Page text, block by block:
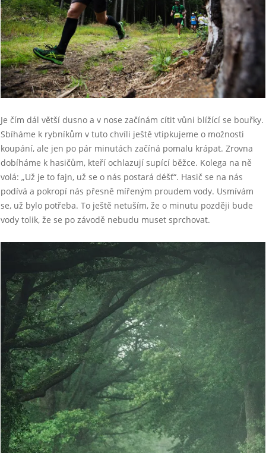
Je čím dál větší dusno a v nose začínám cítit vůni blížící se bouřky.
Sbíháme k rybníkům v tuto chvíli ještě vtipkujeme o možnosti
koupání, ale jen po pár minutách začíná pomalu krápat. Zrovna
dobíháme k hasičům, kteří ochlazují supící běžce. Kolega na ně
volá: „Už je to fajn, už se o nás postará déšť“. Hasič se na nás
podívá a pokropí nás přesně mířeným proudem vody. Usmívám
se, už bylo potřeba. To ještě netuším, že o minutu později bude
vody tolik, že se po závodě nebudu muset sprchovat.